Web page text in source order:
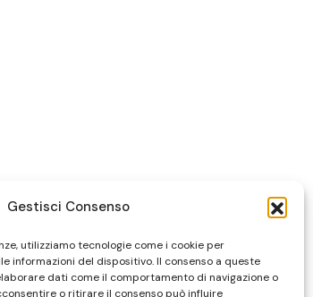
Gestisci Consenso
utilizziamo tecnologie come i cookie per
informazioni del dispositivo. Il consenso a queste
dati come il comportamento di navigazione o
o ritirare il consenso può influire